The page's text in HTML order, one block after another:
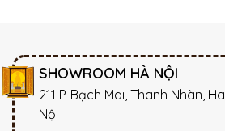
SHOWROOM HÀ NỘI
211 P. Bạch Mai, Thanh Nhàn,
Nội